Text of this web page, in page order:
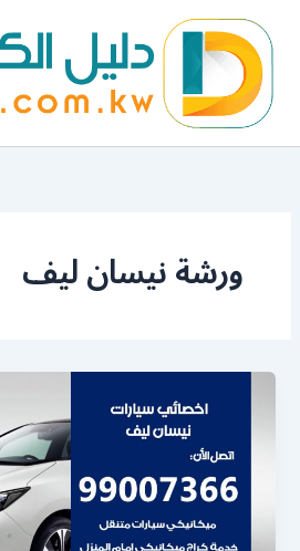
المحتوى
ورشة نيسان ليف